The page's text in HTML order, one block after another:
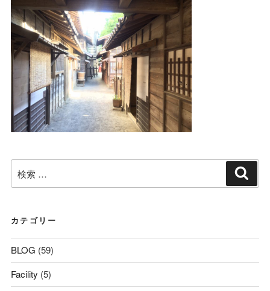
検
索:
カテゴリー
BLOG (59)
Facility (5)